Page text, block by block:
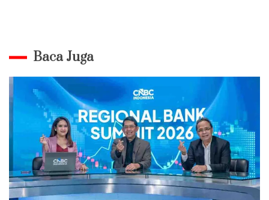
Baca Juga